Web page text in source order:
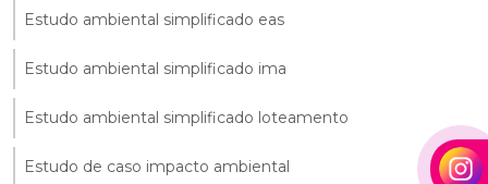
Estudo ambiental simplificado eas
Estudo ambiental simplificado ima
Estudo ambiental simplificado loteamento
Estudo de caso impacto ambiental